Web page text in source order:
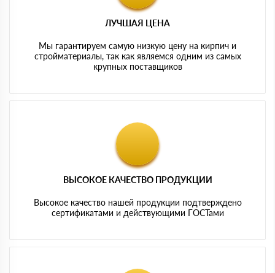
ЛУЧШАЯ ЦЕНА
Мы гарантируем самую низкую цену на кирпич и
стройматериалы, так как являемся одним из самых
крупных поставщиков
ВЫСОКОЕ КАЧЕСТВО ПРОДУКЦИИ
Высокое качество нашей продукции подтверждено
сертификатами и действующими ГОСТами